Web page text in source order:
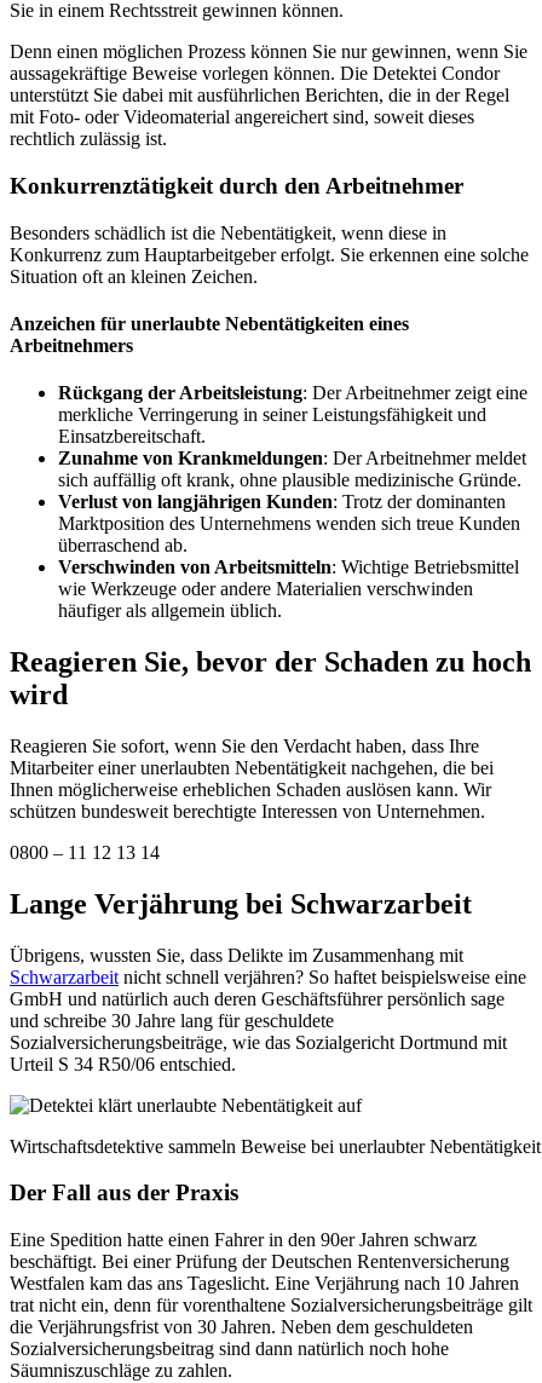
Sie in einem Rechtsstreit gewinnen können.
Denn einen möglichen Prozess können Sie nur gewinnen, wenn Sie
aussagekräftige Beweise vorlegen können. Die Detektei Condor
unterstützt Sie dabei mit ausführlichen Berichten, die in der Regel
mit Foto- oder Videomaterial angereichert sind, soweit dieses
rechtlich zulässig ist.
Konkurrenztätigkeit durch den Arbeitnehmer
Besonders schädlich ist die Nebentätigkeit, wenn diese in
Konkurrenz zum Hauptarbeitgeber erfolgt. Sie erkennen eine solche
Situation oft an kleinen Zeichen.
Anzeichen für unerlaubte Nebentätigkeiten eines
Arbeitnehmers
Rückgang der Arbeitsleistung: Der Arbeitnehmer zeigt eine
merkliche Verringerung in seiner Leistungsfähigkeit und
Einsatzbereitschaft.
Zunahme von Krankmeldungen: Der Arbeitnehmer meldet
sich auffällig oft krank, ohne plausible medizinische Gründe.
Verlust von langjährigen Kunden: Trotz der dominanten
Marktposition des Unternehmens wenden sich treue Kunden
überraschend ab.
Verschwinden von Arbeitsmitteln: Wichtige Betriebsmittel
wie Werkzeuge oder andere Materialien verschwinden
häufiger als allgemein üblich.
Reagieren Sie, bevor der Schaden zu hoch
wird
Reagieren Sie sofort, wenn Sie den Verdacht haben, dass Ihre
Mitarbeiter einer unerlaubten Nebentätigkeit nachgehen, die bei
Ihnen möglicherweise erheblichen Schaden auslösen kann. Wir
schützen bundesweit berechtigte Interessen von Unternehmen.
0800 – 11 12 13 14
Lange Verjährung bei Schwarzarbeit
Übrigens, wussten Sie, dass Delikte im Zusammenhang mit
Schwarzarbeit nicht schnell verjähren? So haftet beispielsweise eine
GmbH und natürlich auch deren Geschäftsführer persönlich sage
und schreibe 30 Jahre lang für geschuldete
Sozialversicherungsbeiträge, wie das Sozialgericht Dortmund mit
Urteil S 34 R50/06 entschied.
Wirtschaftsdetektive sammeln Beweise bei unerlaubter
Der Fall aus der Praxis
Eine Spedition hatte einen Fahrer in den 90er Jahren schwarz
beschäftigt. Bei einer Prüfung der Deutschen Rentenversicherung
Westfalen kam das ans Tageslicht. Eine Verjährung nach 10 Jahren
trat nicht ein, denn für vorenthaltene Sozialversicherungsbeiträge gilt
die Verjährungsfrist von 30 Jahren. Neben dem geschuldeten
Sozialversicherungsbeitrag sind dann natürlich noch hohe
Säumniszuschläge zu zahlen.